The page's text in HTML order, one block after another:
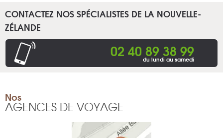
CONTACTEZ NOS SPÉCIALISTES DE LA NOUVELLE-
ZÉLANDE
02 40 89 38 99
du lundi au samedi
Nos
AGENCES DE VOYAGE